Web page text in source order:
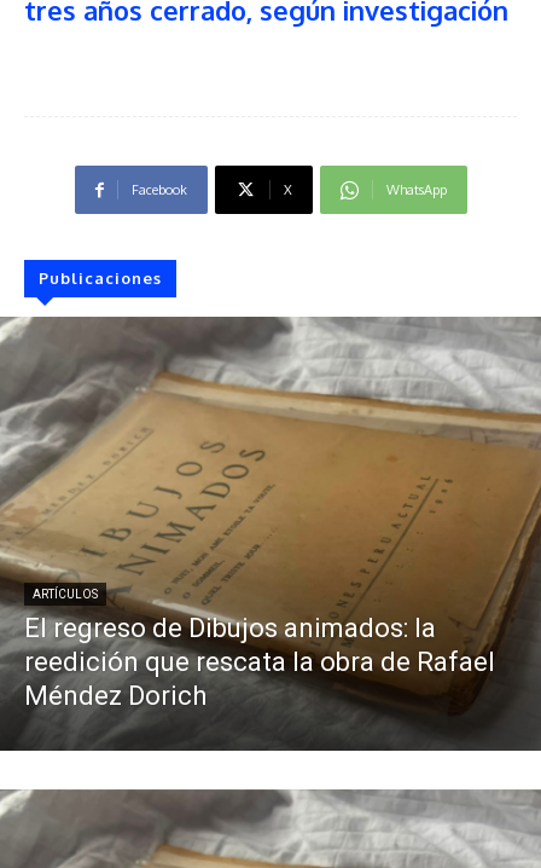
tres años cerrado, según investigación
Facebook X WhatsApp
Publicaciones
ARTÍCULOS
El regreso de Dibujos animados: la
reedición que rescata la obra de Rafael
Méndez Dorich